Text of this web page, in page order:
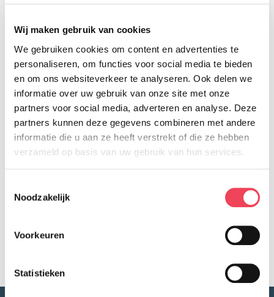
Wij maken gebruik van cookies
We gebruiken cookies om content en advertenties te
personaliseren, om functies voor social media te bieden
en om ons websiteverkeer te analyseren. Ook delen we
informatie over uw gebruik van onze site met onze
partners voor social media, adverteren en analyse. Deze
partners kunnen deze gegevens combineren met andere
informatie die u aan ze heeft verstrekt of die ze hebben
verzameld op basis van uw gebruik van hun services.
Noodzakelijk
Voorkeuren
Statistieken
gelegenheid om Marieke vragen te
stellen.
Het webinar is op woensdag 21
januari van 20-21 uur via zoom.
Meer info en aanmelden vind je bij
Koninklijke Visio
Facebook
LinkedIn